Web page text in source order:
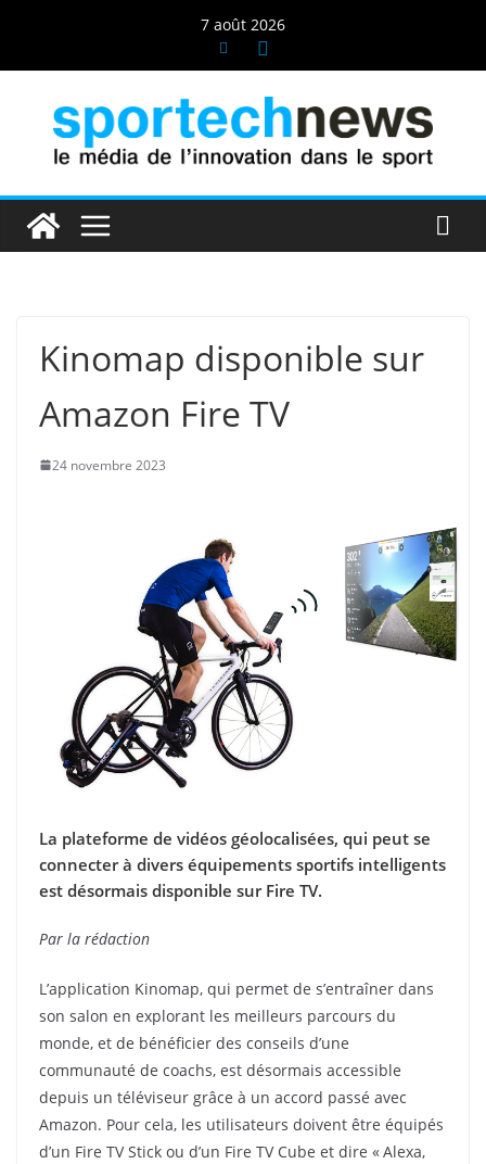
contenu
7 août 2026
Kinomap disponible sur
Amazon Fire TV
24 novembre 2023
La plateforme de vidéos géolocalisées, qui peut se
connecter à divers équipements sportifs intelligents
est désormais disponible sur Fire TV.
Par la rédaction
L’application Kinomap, qui permet de s’entraîner dans
son salon en explorant les meilleurs parcours du
monde, et de bénéficier des conseils d’une
communauté de coachs, est désormais accessible
depuis un téléviseur grâce à un accord passé avec
Amazon. Pour cela, les utilisateurs doivent être équipés
d’un Fire TV Stick ou d’un Fire TV Cube et dire « Alexa,